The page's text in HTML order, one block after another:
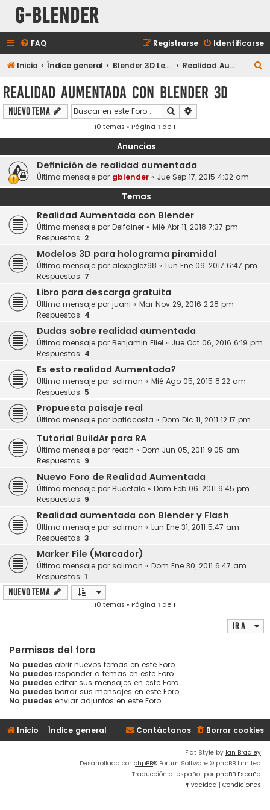
G-Blender
FAQ Identificarse
Registrarse
Inicio Índice general Blender 3D Legacy Realidad Aumentada con Blender 3D
Realidad Aumentada con Blender 3D
Nuevo Tema Buscar
10 temas • Página 1 de1
Anuncios
Definición de realidad aumentada
Último mensaje por gblender « Jue Sep 17, 2015 4:02 am
Temas
Realidad Aumentada con Blender
Último mensaje por Deifainer « Mié Abr 11, 2018 7:37 pm
Respuestas: 2
Modelos 3D para holograma piramidal
Último mensaje por alexpglez98 « Lun Ene 09, 2017 6:47 pm
Respuestas: 7
Libro para descarga gratuita
Último mensaje por juani « Mar Nov 29, 2016 2:28 pm
Respuestas: 4
Dudas sobre realidad aumentada
Último mensaje por Benjamin Eliel « Jue Oct 06, 2016 6:19 pm
Respuestas: 4
Es esto realidad Aumentada?
Último mensaje por soliman « Mié Ago 05, 2015 8:22 am
Respuestas: 5
Propuesta paisaje real
Último mensaje por batiacosta « Dom Dic 11, 2011 12:17 pm
Tutorial BuildAr para RA
Último mensaje por reach « Dom Jun 05, 2011 9:05 am
Respuestas: 9
Nuevo Foro de Realidad Aumentada
Último mensaje por Bucefalo « Dom Feb 06, 2011 9:45 pm
Respuestas: 9
Realidad aumentada con Blender y Flash
Último mensaje por soliman « Lun Ene 31, 2011 5:47 am
Respuestas: 3
Marker File (Marcador)
Último mensaje por soliman « Dom Ene 30, 2011 6:47 am
Respuestas: 1
Nuevo Tema
10 temas • Página 1 de1
Ir a
Permisos del foro
No puedes abrir nuevos temas en este Foro
No puedes responder a temas en este Foro
No puedes editar sus mensajes en este Foro
No puedes borrar sus mensajes en este Foro
No puedes enviar adjuntos en este Foro
Inicio Índice general Borrar cookies
Contáctanos
Flat Style by Ian Bradley
Desarrollado por phpBB® Forum Software © phpBB Limited
Traducción al español por phpBB España
Privacidad | Condiciones